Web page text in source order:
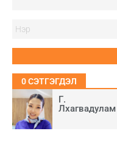
Г.
Лхагвадулам
0СЭТГЭГДЭЛ